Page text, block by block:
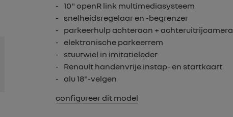
10" openR link multimediasysteem
snelheidsregelaar en -begrenzer
parkeerhulp achteraan + achteruitrijcamera
elektronische parkeerrem
stuurwiel in imitatieleder
Renault handenvrije instap- en startkaart
alu 18"-velgen
configureer dit model